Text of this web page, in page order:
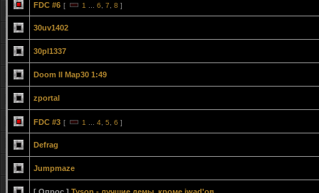
FDC #6 [ 1 6 7 8 ]
30uv1402
30pl1337
Doom II Map30 1:49
zportal
FDC #3 [ 1 4 5 6 ]
Defrag
Jumpmaze